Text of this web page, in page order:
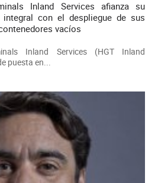
Inland Services afianza su
con el despliegue de sus
vacíos
Inland Services (HGT Inland
puesta en...